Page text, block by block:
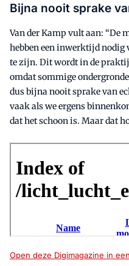
Bijna nooit sprake
Van der Kamp vult aan: “De
hebben een inwerktijd nodig
te zijn. Dit wordt in de
omdat sommige
dus bijna nooit sprake van
vaak als we ergens
dat het schoon is. Maar dat
Open deze Digimagazine in